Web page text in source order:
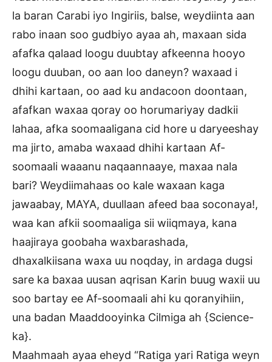
la baran Carabi iyo Ingiriis, balse, weydiinta aan
rabo inaan soo gudbiyo ayaa ah, maxaan sida
afafka qalaad loogu duubtay afkeenna hooyo
loogu duuban, oo aan loo daneyn? waxaad i
dhihi kartaan, oo aad ku andacoon doontaan,
afafkan waxaa qoray oo horumariyay dadkii
lahaa, afka soomaaligana cid hore u daryeeshay
ma jirto, amaba waxaad dhihi kartaan Af-
soomaali waaanu naqaannaaye, maxaa nala
bari? Weydiimahaas oo kale waxaan kaga
jawaabay, MAYA, duullaan afeed baa soconaya!,
waa kan afkii soomaaliga sii wiiqmaya, kana
haajiraya goobaha waxbarashada,
dhaxalkiisana waxa uu noqday, in ardaga dugsi
sare ka baxaa uusan aqrisan Karin buug waxii uu
soo bartay ee Af-soomaali ahi ku qoranyihiin,
una badan Maaddooyinka Cilmiga ah {Science-
ka}.
Maahmaah ayaa eheyd “Ratiga yari Ratiga weyn